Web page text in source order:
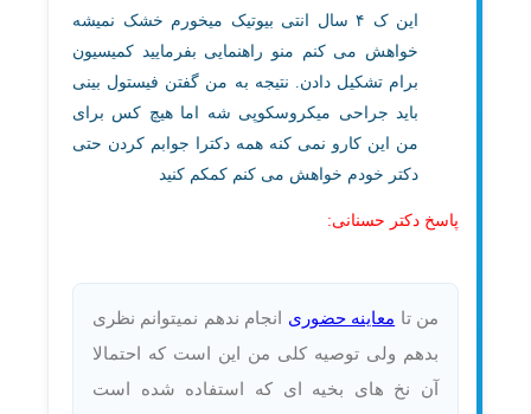
این ک ۴ سال انتی بیوتیک میخورم خشک نمیشه
خواهش می کنم منو راهنمایی بفرمایید کمیسیون
برام تشکیل دادن. نتیجه به من گفتن فیستول بینی
باید جراحی میکروسکوپی شه اما هیچ کس برای
من این کارو نمی کنه همه دکترا جوابم کردن حتی
دکتر خودم خواهش می کنم کمکم کنید
پاسخ دکتر حسنانی:
من تا معاینه حضوری انجام ندهم نمیتوانم نظری
بدهم ولی توصیه کلی من این است که احتمالا
آن نخ های بخیه ای که استفاده شده است